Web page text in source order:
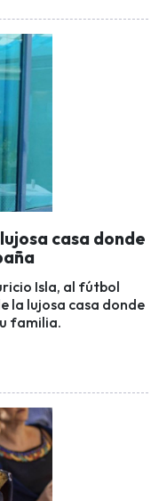
casa donde
Isla, al fútbol
la lujosa casa donde
familia.